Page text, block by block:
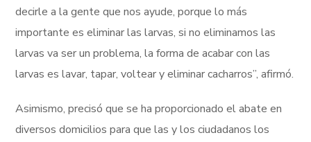
decirle a la gente que nos ayude, porque lo más
importante es eliminar las larvas, si no eliminamos las
larvas va ser un problema, la forma de acabar con las
larvas es lavar, tapar, voltear y eliminar cacharros”, afirmó.
Asimismo, precisó que se ha proporcionado el abate en
diversos domicilios para que las y los ciudadanos los